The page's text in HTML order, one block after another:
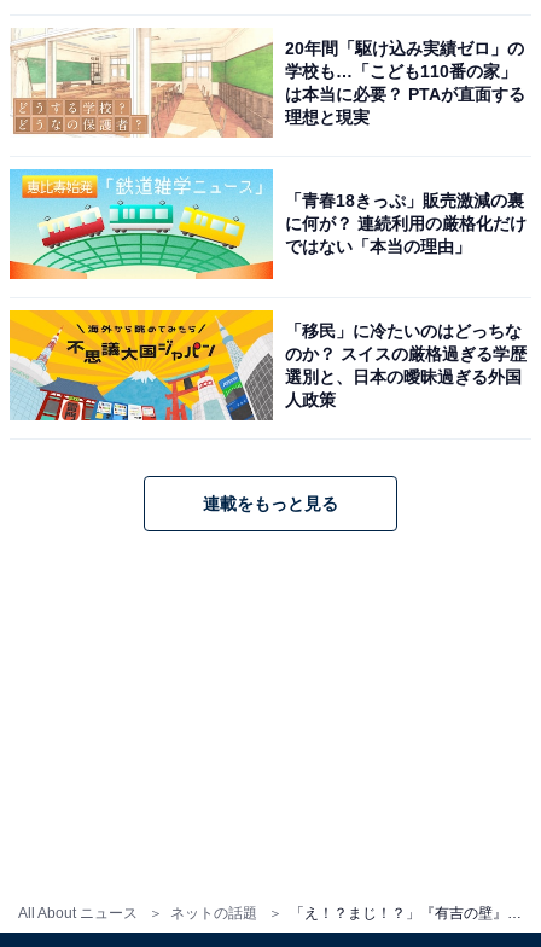
All About ニュース ネットの話題 「え！？まじ！？」『有吉の壁』人気ユニットがまさかの映画化！ 「1年で展開がエグすぎません！？」
20年間「駆け込み実績ゼロ」の
学校も…「こども110番の家」
は本当に必要？ PTAが直面する
理想と現実
「青春18きっぷ」販売激減の裏
に何が？ 連続利用の厳格化だけ
ではない「本当の理由」
「移民」に冷たいのはどっちな
のか？ スイスの厳格過ぎる学歴
選別と、日本の曖昧過ぎる外国
人政策
連載をもっと見る